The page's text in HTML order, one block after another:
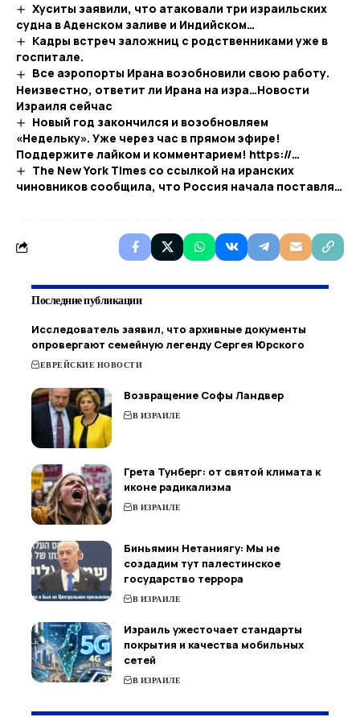
Хуситы заявили, что атаковали три израильских
судна в Аденском заливе и Индийском…
Кадры встреч заложниц с родственниками уже в
госпитале.
Все аэропорты Ирана возобновили свою работу.
Неизвестно, ответит ли Ирана на изра…​Новости
Израиля сейчас
Новый год закончился и возобновляем
«Недельку». Уже через час в прямом эфире!
Поддержите лайком и комментарием! https://…
The New York Times со ссылкой на иранских
чиновников сообщила, что Россия начала поставля…
Последние публикации
Исследователь заявил, что архивные документы
опровергают семейную легенду Сергея Юрского
ЕВРЕЙСКИЕ НОВОСТИ
Возвращение Софы Ландвер
В ИЗРАИЛЕ
Грета Тунберг: от святой климата к
иконе радикализма
В ИЗРАИЛЕ
Биньямин Нетаниягу: Мы не
создадим тут палестинское
государство террора
В ИЗРАИЛЕ
Израиль ужесточает стандарты
покрытия и качества мобильных
сетей
В ИЗРАИЛЕ